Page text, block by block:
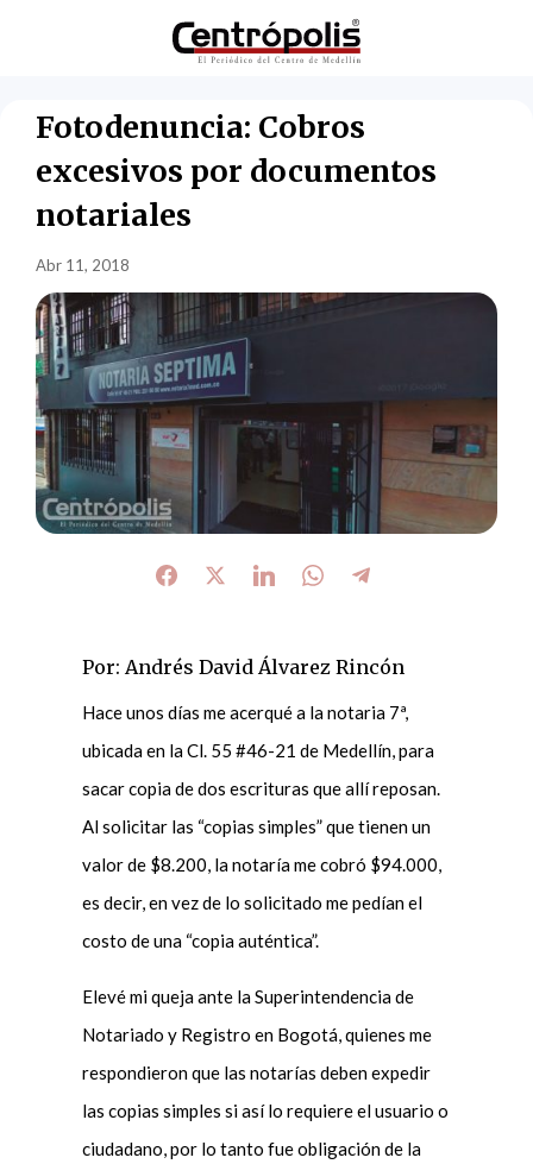
Fotodenuncia: Cobros
excesivos por documentos
notariales
Abr 11, 2018
Por: Andrés David Álvarez Rincón
Hace unos días me acerqué a la notaria 7ª,
ubicada en la Cl. 55 #46-21 de Medellín, para
sacar copia de dos escrituras que allí reposan.
Al solicitar las “copias simples” que tienen un
valor de $8.200, la notaría me cobró $94.000,
es decir, en vez de lo solicitado me pedían el
costo de una “copia auténtica”.
Elevé mi queja ante la Superintendencia de
Notariado y Registro en Bogotá, quienes me
respondieron que las notarías deben expedir
las copias simples si así lo requiere el usuario o
ciudadano, por lo tanto fue obligación de la